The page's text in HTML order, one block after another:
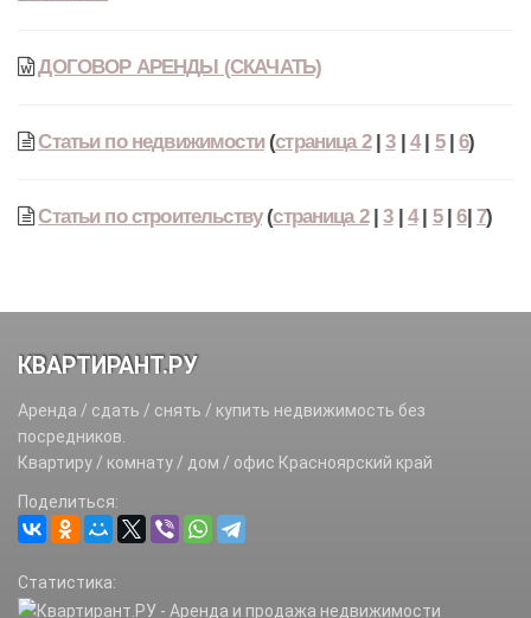
ДОГОВОР АРЕНДЫ (СКАЧАТЬ)
Статьи по недвижимости(страница 2|3| 4| 5|6)
Статьи по строительству(страница 2|3|4| 5|6| 7)
КВАРТИРАНТ.РУ
Аренда / сдать / снять / купить недвижимость без
посредников.
Квартиру / комнату / дом / офис Красноярский край
Поделиться:
Статистика: